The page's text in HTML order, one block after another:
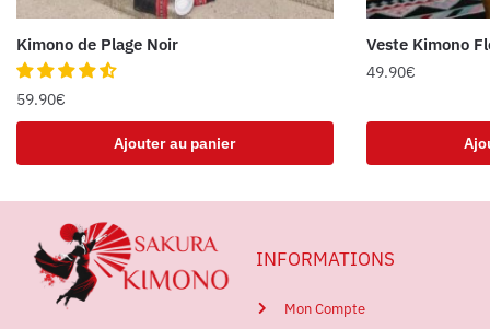
Kimono de Plage Noir
59.90€
Ajouter au panier
Veste Kimono
49.90€
INFORMATIONS
Mon Compte